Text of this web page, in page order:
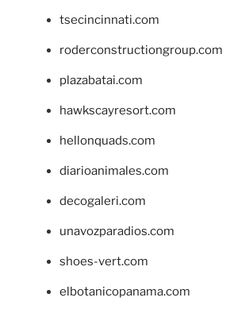
tsecincinnati.com
roderconstructiongroup.com
plazabatai.com
hawkscayresort.com
hellonquads.com
diarioanimales.com
decogaleri.com
unavozparadios.com
shoes-vert.com
elbotanicopanama.com